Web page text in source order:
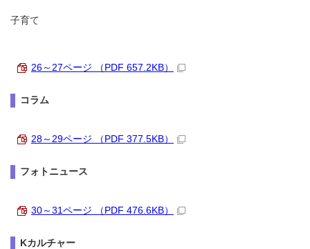
子育て
26～27ページ （PDF 657.2KB）
コラム
28～29ページ （PDF 377.5KB）
フォトニュース
30～31ページ （PDF 476.6KB）
Kカルチャー